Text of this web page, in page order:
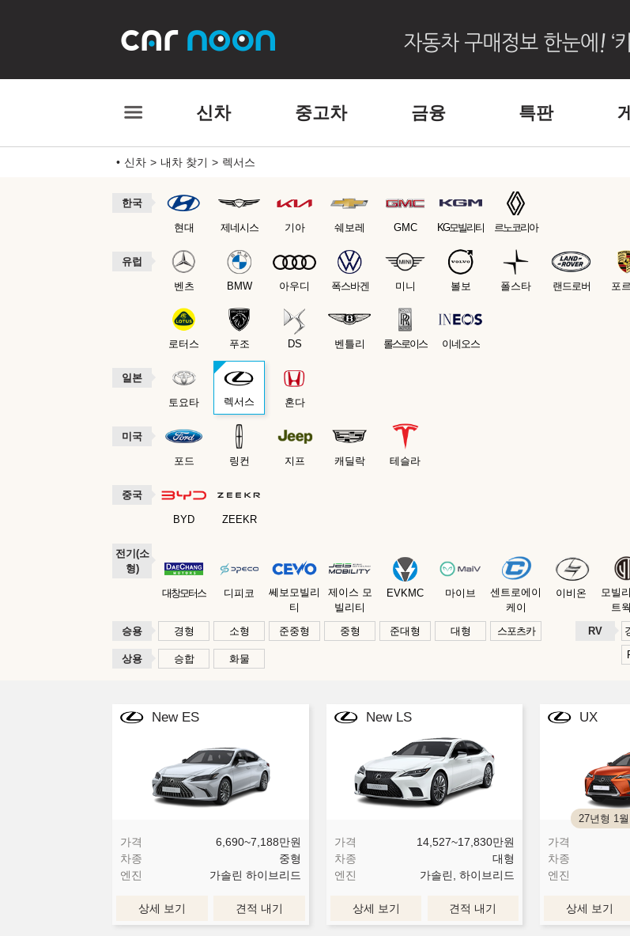
신차 중고차 금융 특판
신차 내차 찾기 렉서스
한국
현대 제네시스 기아 쉐보레 GMC KG모빌리티 르노코리아
유럽
벤츠 BMW 아우디 폭스바겐 미니 볼보 폴스타 랜드로버 포
로터스 푸조 DS 벤틀리 롤스로이스 이네오스
일본
토요타 렉서스 혼다
미국
포드 링컨 지프 캐딜락 테슬라
중국
BYD ZEEKR
전기(소
형)
대창모터스 디피코
쎄보모빌리
티
제이스 모
빌리티
EVKMC 마이브
센트로에이
케이
이비온
모빌
트
승용
경형 소형 준중형 중형 준대형 대형 스포츠카 RV
상용 승합 화물
New ES
가격 6,690~7,188만원
차종
중형
엔진
가솔린 하이브리드
상세 보기 견적 내기
New LS
가격 14,527~17,830만원
차종
대형
엔진
가솔린, 하이브리드
상세 보기 견적 내기
UX
27년형 1
가격
차종
엔진
상세 보기